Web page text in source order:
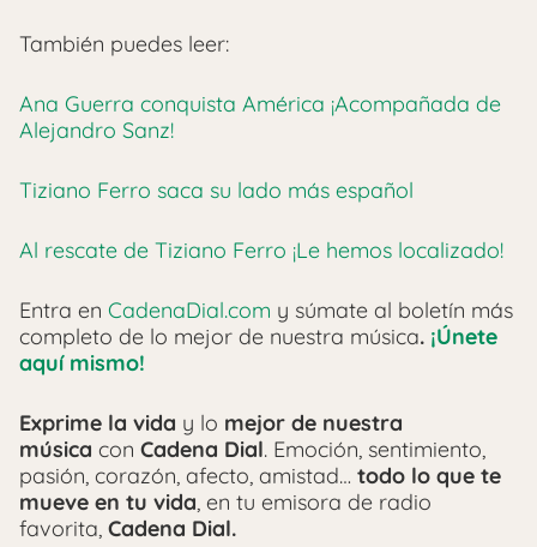
También puedes leer:
Ana Guerra conquista América ¡Acompañada de
Alejandro Sanz!
Tiziano Ferro saca su lado más español
Al rescate de Tiziano Ferro ¡Le hemos localizado!
Entra en CadenaDial.com y súmate al boletín más
completo de lo mejor de nuestra música. ¡Únete
aquí mismo!
Exprime la vida y lo mejor de nuestra
música con Cadena Dial. Emoción, sentimiento,
pasión, corazón, afecto, amistad… todo lo que te
mueve en tu vida, en tu emisora de radio
favorita, Cadena Dial.